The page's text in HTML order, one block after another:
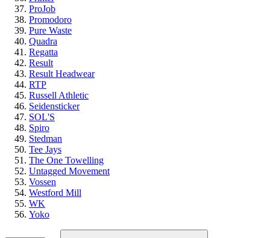
ProJob
Promodoro
Pure Waste
Quadra
Regatta
Result
Result Headwear
RTP
Russell Athletic
Seidensticker
SOL'S
Spiro
Stedman
Tee Jays
The One Towelling
Untagged Movement
Vossen
Westford Mill
WK
Yoko